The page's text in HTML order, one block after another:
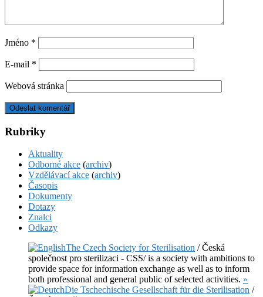
Jméno *
E-mail *
Webová stránka
Rubriky
Aktuality
Odborné akce (archiv)
Vzdělávací akce (archiv)
Časopis
Dokumenty
Dotazy
Znalci
Odkazy
The Czech Society for Sterilisation / Česká
společnost pro sterilizaci - CSS/ is a society with ambitions to
provide space for information exchange as well as to inform
both professional and general public of selected activities. »
Die Tschechische Gesellschaft für die Sterilisation /